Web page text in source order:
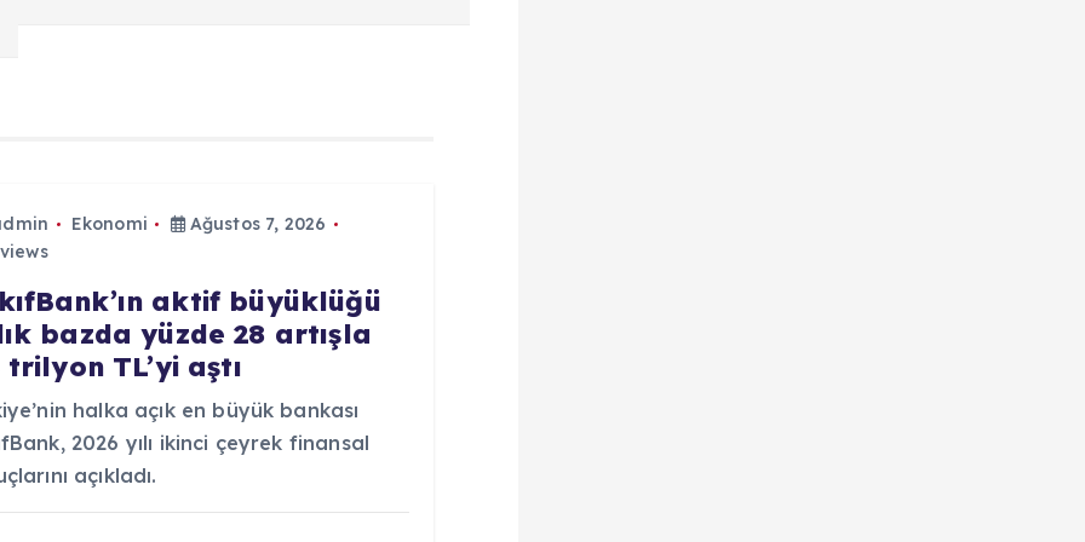
Ekonomi
Ağustos 7, 2026
aktif büyüklüğü
bazda yüzde 28 artışla
trilyon TL’yi aştı
halka açık en büyük bankası
2026 yılı ikinci çeyrek finansal
açıkladı.